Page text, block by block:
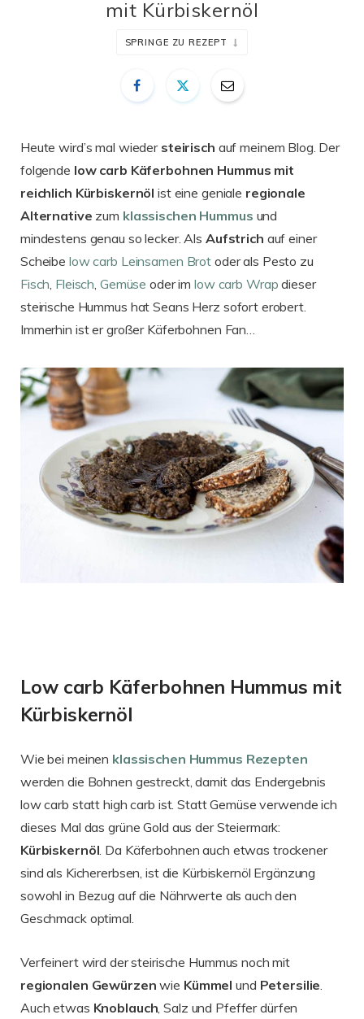
mit Kürbiskernöl
SPRINGE ZU REZEPT
Heute wird’s mal wieder steirisch auf meinem Blog. Der
folgende low carb Käferbohnen Hummus mit
reichlich Kürbiskernöl ist eine geniale regionale
Alternative zum klassischen Hummus und
mindestens genau so lecker. Als Aufstrich auf einer
Scheibe low carb Leinsamen Brot oder als Pesto zu
Fisch, Fleisch, Gemüse oder im low carb Wrap dieser
steirische Hummus hat Seans Herz sofort erobert.
Immerhin ist er großer Käferbohnen Fan…
Low carb Käferbohnen Hummus mit
Kürbiskernöl
Wie bei meinen klassischen Hummus Rezepten
werden die Bohnen gestreckt, damit das Endergebnis
low carb statt high carb ist. Statt Gemüse verwende ich
dieses Mal das grüne Gold aus der Steiermark:
Kürbiskernöl . Da Käferbohnen auch etwas trockener
sind als Kichererbsen, ist die Kürbiskernöl Ergänzung
sowohl in Bezug auf die Nährwerte als auch den
Geschmack optimal.
Verfeinert wird der steirische Hummus noch mit
regionalen Gewürzen wie Kümmel und Petersilie
Auch etwas Knoblauch , Salz und Pfeffer dürfen